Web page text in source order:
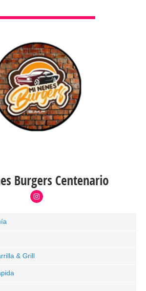
Burgers Centenario
& Grill